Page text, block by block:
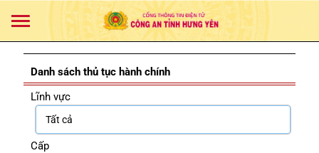
Danh sách thủ tục hành chính
Lĩnh vực
Cấp